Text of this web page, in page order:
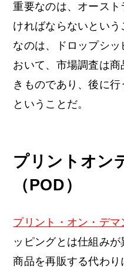
重要なのは、オース
ければならないとい
なのは、ドロップシ
おいて、市場調査は
きものであり、後に
ということだ。
プリントオン
（POD）
プリント・オン・デマ
ッピングとは仕組み
商品を再販する代わ